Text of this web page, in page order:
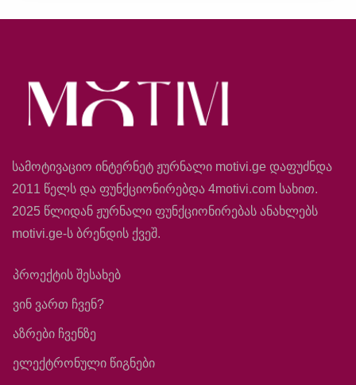
სამოტივაციო ინტერნეტ ჟურნალი motivi.ge დაფუძნდა
2011 წელს და ფუნქციონირებდა 4motivi.com სახით.
2025 წლიდან ჟურნალი ფუნქციონირებას ანახლებს
motivi.ge-ს ბრენდის ქვეშ.
პროექტის შესახებ
ვინ ვართ ჩვენ?
აზრები ჩვენზე
ელექტრონული წიგნები